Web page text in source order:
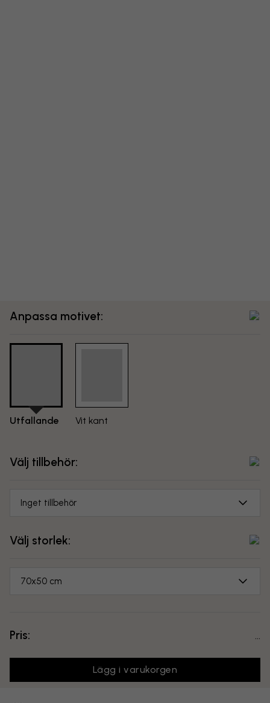
Anpassa motivet:
Utfallande Vit kant
Välj tillbehör:
Inget tillbehör
Välj storlek:
70x50 cm
Pris:
Lägg i varukorgen